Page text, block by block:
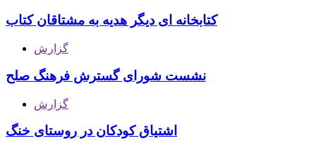
کتابخانه ای دیگر هدیه به مشتاقان کتاب
گزارش
نشست شورای گسترش فرهنگ صلح
گزارش
اشتیاق کودکان در روستای خنگ